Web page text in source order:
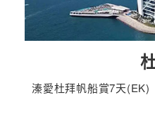
溱愛杜拜帆船賞7天(EK)